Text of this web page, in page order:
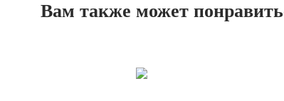
Вам также может